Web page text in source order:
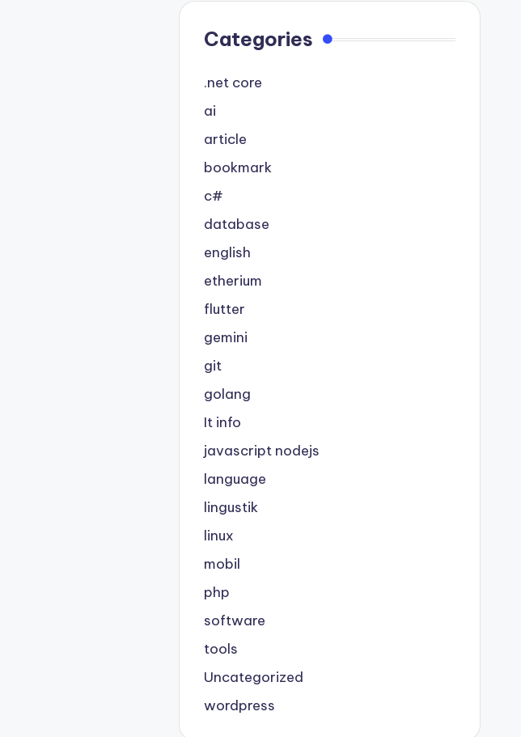
Categories
.net core
ai
article
bookmark
c#
database
english
etherium
flutter
gemini
git
golang
It info
javascript nodejs
language
lingustik
linux
mobil
php
software
tools
Uncategorized
wordpress